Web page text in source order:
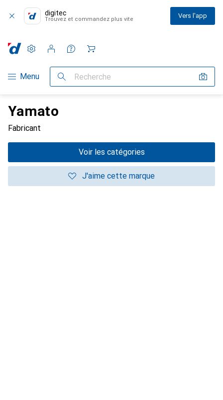
digitec
Trouvez et commandez plus vite Vers l'app
Navigation par catégorie
Menu Recherche
Paramètres
Compte client
Listes de comparaison
Listes d'envies
Panier
Yamato
Fabricant
Voir les catégories
J'aime cette marque